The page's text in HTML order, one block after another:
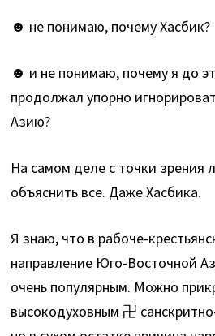
☻ не понимаю, почему Хасбик?
☻ и не понимаю, почему я до
продолжал упорно
Азию?
На самом деле с точки зрения
объяснить все. Даже Хасбика.
Я знаю, что в рабоче-
направление Юго-Восточной
очень популярным. Можно
высокодуховным 卍